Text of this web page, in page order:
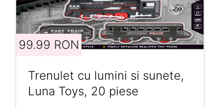
99.99 RON
Trenulet cu lumini si sunete,
Luna Toys, 20 piese